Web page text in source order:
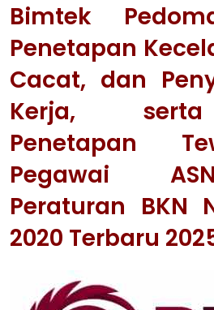
Bimtek
Penetapan
Cacat, dan
Kerja,
Penetapan
Pegawai
Peraturan BKN
2020 Terbaru